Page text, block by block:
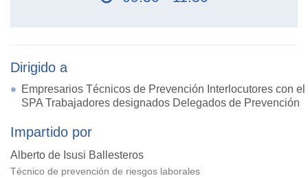
Dirigido a
Empresarios Técnicos de Prevención Interlocutores con el
SPA Trabajadores designados Delegados de Prevención
Impartido por
Alberto de Isusi Ballesteros
Técnico de prevención de riesgos laborales